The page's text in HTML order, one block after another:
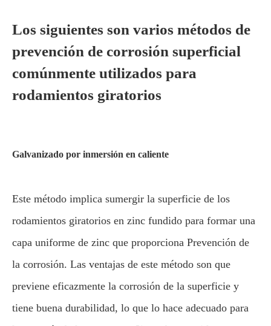
Los siguientes son varios métodos de
prevención de corrosión superficial
comúnmente utilizados para
rodamientos giratorios
Galvanizado por inmersión en caliente
Este método implica sumergir la superficie de los
rodamientos giratorios en zinc fundido para formar una
capa uniforme de zinc que proporciona Prevención de
la corrosión. Las ventajas de este método son que
previene eficazmente la corrosión de la superficie y
tiene buena durabilidad, lo que lo hace adecuado para